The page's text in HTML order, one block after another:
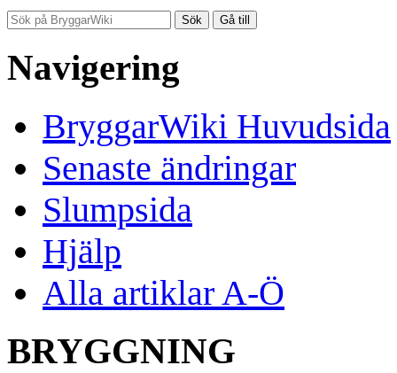
Navigering
BryggarWiki Huvudsida
Senaste ändringar
Slumpsida
Hjälp
Alla artiklar A-Ö
BRYGGNING